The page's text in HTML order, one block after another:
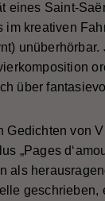
eines Saint-
im kreativen
über
Gedichten von
„Pages
als